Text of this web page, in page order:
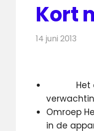
Kort
14 juni 2013
Omroep
in de